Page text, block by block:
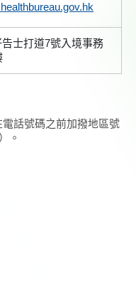
士打道7號入境事務
話號碼之前加撥地區號
。